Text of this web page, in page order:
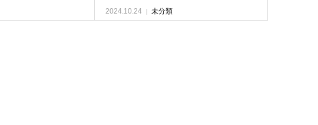
2024.10.24 未分類